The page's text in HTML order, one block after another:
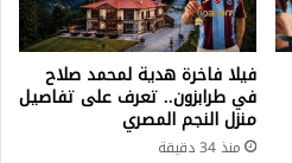
فيلا فاخرة هدية لمحمد صلاح
في طرابزون.. تعرف على تفاصيل
منزل النجم المصري
منذ 34 دقيقة